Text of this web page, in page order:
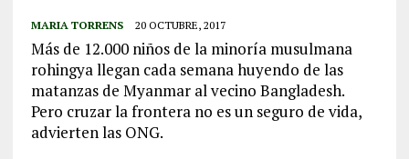
MARIA TORRENS 20 OCTUBRE, 2017
Más de 12.000 niños de la minoría musulmana
rohingya llegan cada semana huyendo de las
matanzas de Myanmar al vecino Bangladesh.
Pero cruzar la frontera no es un seguro de vida,
advierten las ONG.